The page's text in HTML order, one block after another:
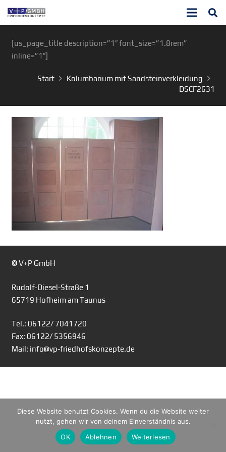
[us_page_title description=”1″ font_size=”1.8rem”
inline=”1″]
Start
Kolumbarium mit Sandsteinverkleidung
DSCF2631
© V+P GmbH
Rudolf-Diesel-Straße 1
65719 Hofheim am Taunus
Tel.: 06122/ 7041720
Fax: 06122/ 5356946
Mail: info@vp-friedhofskonzepte.de
Diese Website benutzt Cookies. Wenn du die Website weiter
nutzt, gehen wir von deinem Einverständnis aus.
OK
Ablehnen Weiterlesen